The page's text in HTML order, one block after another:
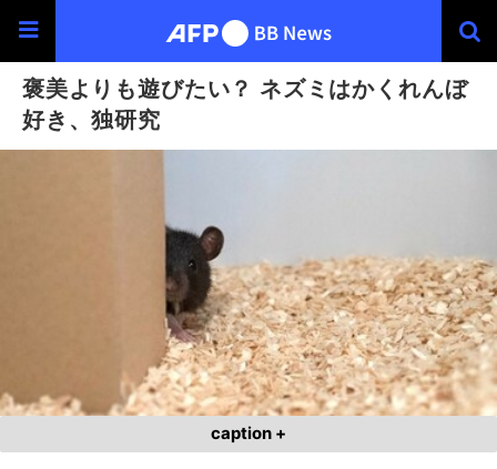
褒美よりも遊びたい？ ネズミはかくれんぼ
好き、独研究
caption +